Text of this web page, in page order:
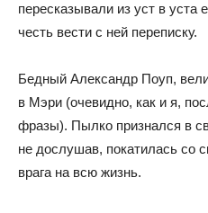
пересказывали из уст в уста
честь вести с ней переписку.
Бедный Александр Поуп,
в Мэри (очевидно, как и я,
фразы). Пылко признался в
не дослушав, покатилась со
врага на всю жизнь.